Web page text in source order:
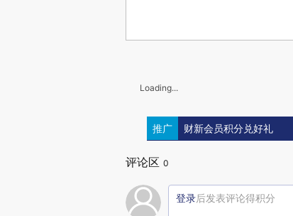
Loading...
推广 财新会员积分兑好礼
评论区 0
登录后发表评论得积分